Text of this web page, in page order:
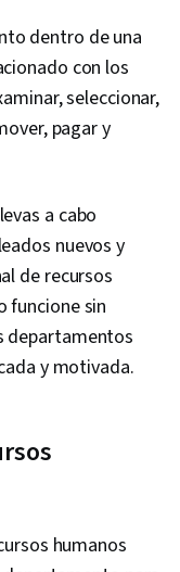
dentro de una
con los
seleccionar,
pagar y
a cabo
nuevos y
de recursos
funcione sin
departamentos
y motivada.
humanos